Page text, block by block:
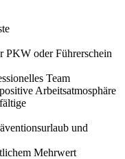
PKW oder Führerschein
Team
Arbeitsatmosphäre
und
Mehrwert